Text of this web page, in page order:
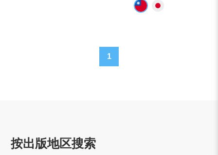
1
按出版地区搜索